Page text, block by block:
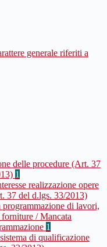
generale riferiti a
delle procedure (Art. 37
1
realizzazione opere
37 del d.lgs. 33/2013)
di lavori,
/ Mancata
1
di qualificazione